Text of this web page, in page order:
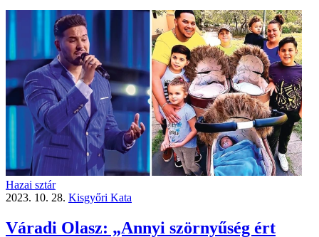
Hazai sztár
2023. 10. 28. Kisgyőri Kata
Váradi Olasz: „Annyi szörnyűség ért